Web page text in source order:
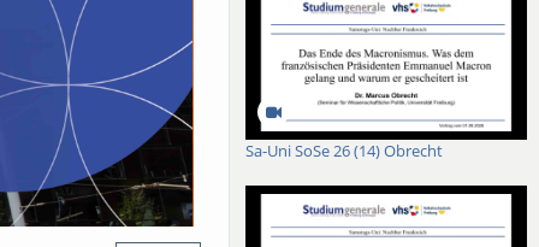
Sa-Uni SoSe 26 (14) Obrecht